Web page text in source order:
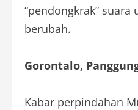
“pendongkrak”
berubah.
Gorontalo,
Kabar perpindahan